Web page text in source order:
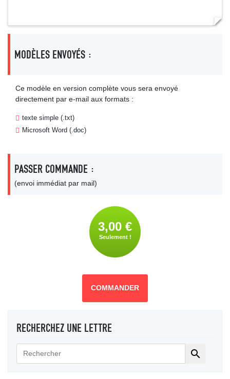
MODÈLES ENVOYÉS :
Ce modèle en version complète vous sera envoyé
directement par e-mail aux formats :
texte simple (.txt)
Microsoft Word (.doc)
PASSER COMMANDE :
(envoi immédiat par mail)
3,00 €
Seulement !
COMMANDER
RECHERCHEZ UNE LETTRE
